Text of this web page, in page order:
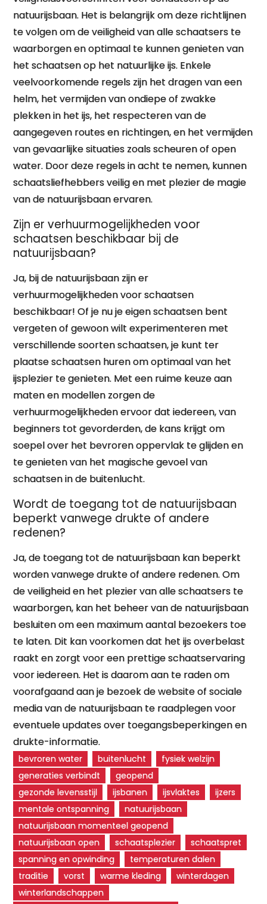
natuurijsbaan. Het is belangrijk om deze richtlijnen
te volgen om de veiligheid van alle schaatsers te
waarborgen en optimaal te kunnen genieten van
het schaatsen op het natuurlijke ijs. Enkele
veelvoorkomende regels zijn het dragen van een
helm, het vermijden van ondiepe of zwakke
plekken in het ijs, het respecteren van de
aangegeven routes en richtingen, en het vermijden
van gevaarlijke situaties zoals scheuren of open
water. Door deze regels in acht te nemen, kunnen
schaatsliefhebbers veilig en met plezier de magie
van de natuurijsbaan ervaren.
Zijn er verhuurmogelijkheden voor
schaatsen beschikbaar bij de
natuurijsbaan?
Ja, bij de natuurijsbaan zijn er
verhuurmogelijkheden voor schaatsen
beschikbaar! Of je nu je eigen schaatsen bent
vergeten of gewoon wilt experimenteren met
verschillende soorten schaatsen, je kunt ter
plaatse schaatsen huren om optimaal van het
ijsplezier te genieten. Met een ruime keuze aan
maten en modellen zorgen de
verhuurmogelijkheden ervoor dat iedereen, van
beginners tot gevorderden, de kans krijgt om
soepel over het bevroren oppervlak te glijden en
te genieten van het magische gevoel van
schaatsen in de buitenlucht.
Wordt de toegang tot de natuurijsbaan
beperkt vanwege drukte of andere
redenen?
Ja, de toegang tot de natuurijsbaan kan beperkt
worden vanwege drukte of andere redenen. Om
de veiligheid en het plezier van alle schaatsers te
waarborgen, kan het beheer van de natuurijsbaan
besluiten om een maximum aantal bezoekers toe
te laten. Dit kan voorkomen dat het ijs overbelast
raakt en zorgt voor een prettige schaatservaring
voor iedereen. Het is daarom aan te raden om
voorafgaand aan je bezoek de website of sociale
media van de natuurijsbaan te raadplegen voor
eventuele updates over toegangsbeperkingen en
drukte-informatie.
bevroren water buitenlucht
fysiek welzijn
generaties verbindt
geopend
gezonde levensstijl
ijsbanen ijsvlaktes
ijzers
mentale ontspanning
natuurijsbaan
natuurijsbaan momenteel geopend
natuurijsbaan open
schaatsplezier
schaatspret
spanning en opwinding
temperaturen dalen
traditie
vorst warme kleding
winterdagen
winterlandschappen